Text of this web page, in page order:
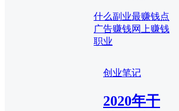
什么副业最赚钱点
广告赚钱网上赚钱
职业
创业笔记
2020年干